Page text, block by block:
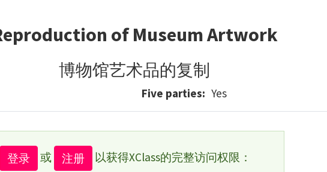
of Museum Artwork
博物馆艺术品的复制
Five parties Yes
登录 或 注册 以获得XClass的完整访问权限：